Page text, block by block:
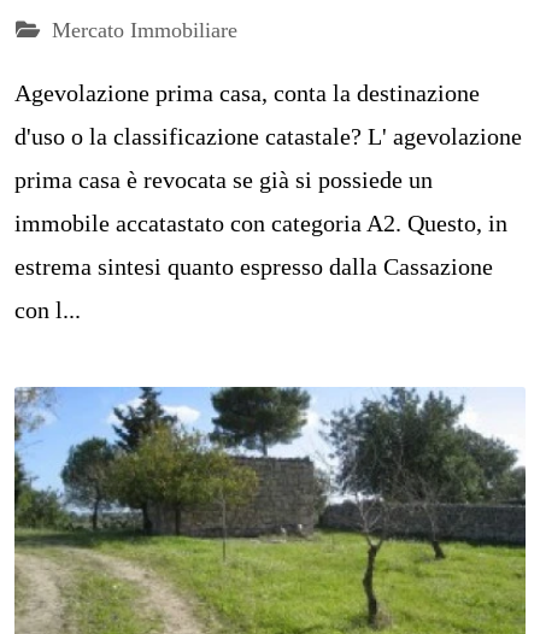
Mercato Immobiliare
Agevolazione prima casa, conta la destinazione
d'uso o la classificazione catastale? L' agevolazione
prima casa è revocata se già si possiede un
immobile accatastato con categoria A2. Questo, in
estrema sintesi quanto espresso dalla Cassazione
con l...